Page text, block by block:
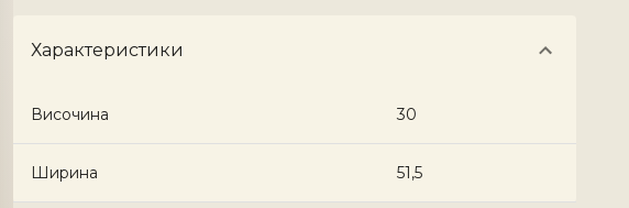
Характеристики
Височина 30
Ширина 51,5